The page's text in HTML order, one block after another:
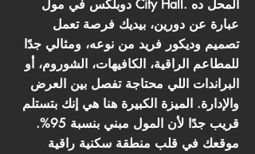
دوبلكس في مول City Hall. المحل ده
عبارة عن دورين، بيديك فرصة تعمل
تصميم وديكور فريد من نوعه، ومثالي جدًا
للمطاعم الراقية، الكافيهات، الشوروم، أو
البراندات اللي محتاجة تفصل بين العرض
والإدارة. الميزة الكبيرة هنا هي إنك بتستلم
قريب جدًا لأن المول مبني بنسبة 95%.
موقعك في قلب منطقة سكنية راقية